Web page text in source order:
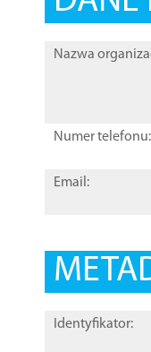
Nazwa
Numer telefonu:
Email:
Identyfikator: